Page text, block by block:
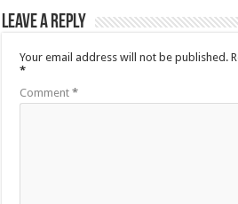
Leave a Reply
Your email address will not be published.
*
Comment*